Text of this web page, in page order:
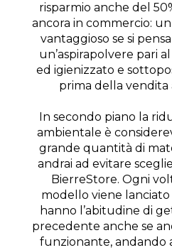
risparmio anche del
ancora in commercio:
vantaggioso se si
un’aspirapolvere pari
ed igienizzato e
prima della vendita
In secondo piano la
ambientale è
grande quantità di
andrai ad evitare
BierreStore. Ogni
modello viene
hanno l’abitudine di
precedente anche se
funzionante, andando